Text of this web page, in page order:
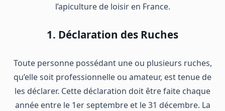
l’apiculture de loisir en France.
1. Déclaration des Ruches
Toute personne possédant une ou plusieurs ruches,
qu’elle soit professionnelle ou amateur, est tenue de
les déclarer. Cette déclaration doit être faite chaque
année entre le 1er septembre et le 31 décembre. La